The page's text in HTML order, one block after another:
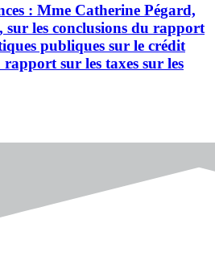
: Mme Catherine Pégard,
sur les conclusions du rapport
publiques sur le crédit
sur les taxes sur les